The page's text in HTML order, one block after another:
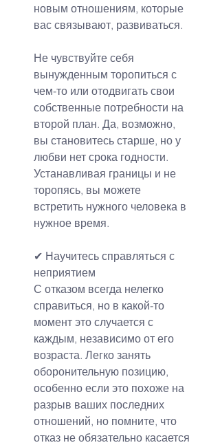
новым отношениям, которые
вас связывают, развиваться.
Не чувствуйте себя
вынужденным торопиться с
чем-то или отодвигать свои
собственные потребности на
второй план. Да, возможно,
вы становитесь старше, но у
любви нет срока годности.
Устанавливая границы и не
торопясь, вы можете
встретить нужного человека в
нужное время.
✔ Научитесь справляться с
неприятием
С отказом всегда нелегко
справиться, но в какой-то
момент это случается с
каждым, независимо от его
возраста. Легко занять
оборонительную позицию,
особенно если это похоже на
разрыв ваших последних
отношений, но помните, что
отказ не обязательно касается